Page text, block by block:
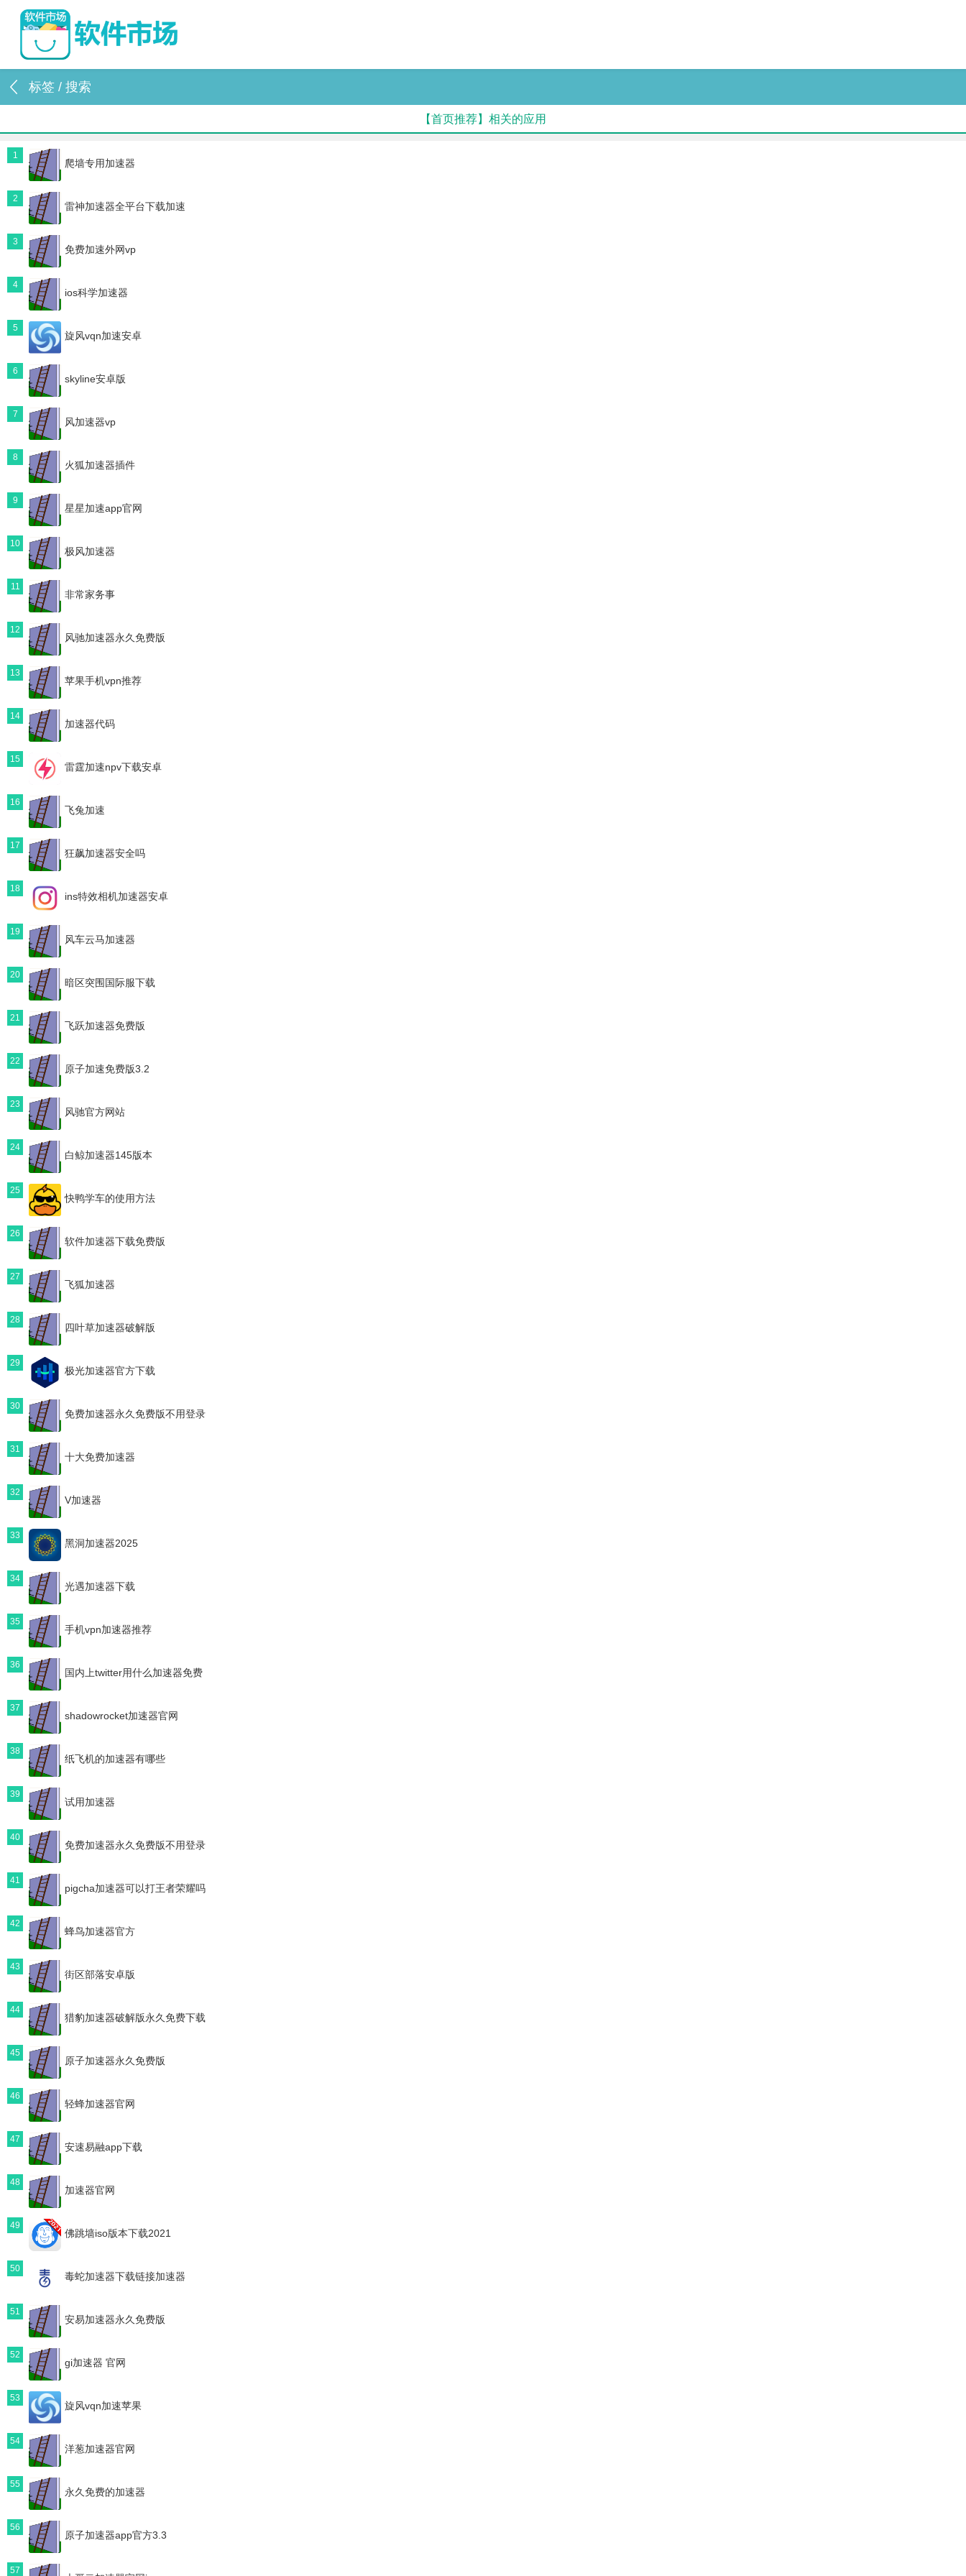
标签 / 搜索
【首页推荐】相关的应用
1
爬墙专用加速器
2
雷神加速器全平台下载加速
3
免费加速外网vp
4
ios科学加速器
5
旋风vqn加速安卓
6
skyline安卓版
7
风加速器vp
8
火狐加速器插件
9
星星加速app官网
10
极风加速器
11
非常家务事
12
风驰加速器永久免费版
13
苹果手机vpn推荐
14
加速器代码
15
雷霆加速npv下载安卓
16
飞兔加速
17
狂飙加速器安全吗
18
ins特效相机加速器安卓
19
风车云马加速器
20
暗区突围国际服下载
21
飞跃加速器免费版
22
原子加速免费版3.2
23
风驰官方网站
24
白鲸加速器145版本
25
快鸭学车的使用方法
26
软件加速器下载免费版
27
飞狐加速器
28
四叶草加速器破解版
29
极光加速器官方下载
30
免费加速器永久免费版不用登录
31
十大免费加速器
32
V加速器
33
黑洞加速器2025
34
光遇加速器下载
35
手机vpn加速器推荐
36
国内上twitter用什么加速器免费
37
shadowrocket加速器官网
38
纸飞机的加速器有哪些
39
试用加速器
40
免费加速器永久免费版不用登录
41
pigcha加速器可以打王者荣耀吗
42
蜂鸟加速器官方
43
街区部落安卓版
44
猎豹加速器破解版永久免费下载
45
原子加速器永久免费版
46
轻蜂加速器官网
47
安速易融app下载
48
加速器官网
49
佛跳墙iso版本下载2021
50
毒蛇加速器下载链接加速器
51
安易加速器永久免费版
52
gi加速器 官网
53
旋风vqn加速苹果
54
洋葱加速器官网
55
永久免费的加速器
56
原子加速器app官方3.3
57